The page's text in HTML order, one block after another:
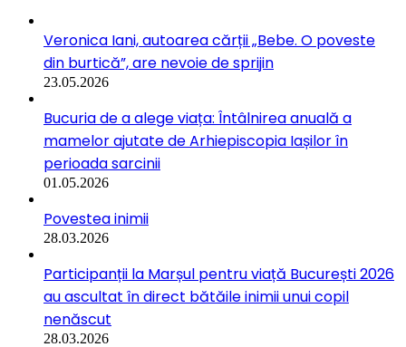
Veronica Iani, autoarea cărții „Bebe. O poveste
din burtică”, are nevoie de sprijin
23.05.2026
Bucuria de a alege viața: Întâlnirea anuală a
mamelor ajutate de Arhiepiscopia Iașilor în
perioada sarcinii
01.05.2026
Povestea inimii
28.03.2026
Participanții la Marșul pentru viață București 2026
au ascultat în direct bătăile inimii unui copil
nenăscut
28.03.2026